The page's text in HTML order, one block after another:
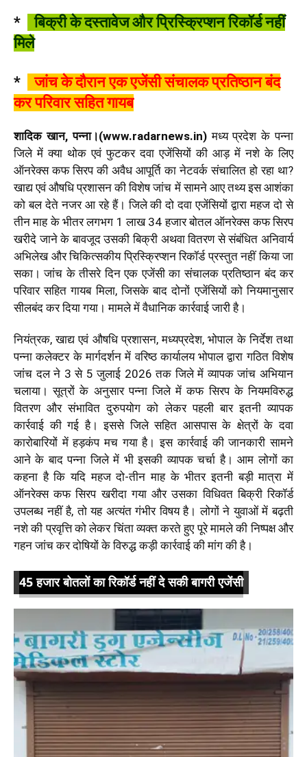
*
बिक्री के दस्तावेज और प्रिस्क्रिप्शन रिकॉर्ड नहीं
मिले
*
जांच के दौरान एक एजेंसी संचालक प्रतिष्ठान बंद
कर परिवार सहित गायब
शादिक खान, पन्ना।(www.radarnews.in)मध्य प्रदेश के पन्ना
जिले में क्या थोक एवं फुटकर दवा एजेंसियों की आड़ में नशे के लिए
ऑनरेक्स कफ सिरप की अवैध आपूर्ति का नेटवर्क संचालित हो रहा था?
खाद्य एवं औषधि प्रशासन की विशेष जांच में सामने आए तथ्य इस आशंका
को बल देते नजर आ रहे हैं। जिले की दो दवा एजेंसियों द्वारा महज दो से
तीन माह के भीतर लगभग 1 लाख 34 हजार बोतल ऑनरेक्स कफ सिरप
खरीदे जाने के बावजूद उसकी बिक्री अथवा वितरण से संबंधित अनिवार्य
अभिलेख और चिकित्सकीय प्रिस्क्रिप्शन रिकॉर्ड प्रस्तुत नहीं किया जा
सका। जांच के तीसरे दिन एक एजेंसी का संचालक प्रतिष्ठान बंद कर
परिवार सहित गायब मिला, जिसके बाद दोनों एजेंसियों को नियमानुसार
सीलबंद कर दिया गया। मामले में वैधानिक कार्रवाई जारी है।
नियंत्रक, खाद्य एवं औषधि प्रशासन, मध्यप्रदेश, भोपाल के निर्देश तथा
पन्ना कलेक्टर के मार्गदर्शन में वरिष्ठ कार्यालय भोपाल द्वारा गठित विशेष
जांच दल ने 3 से 5 जुलाई 2026 तक जिले में व्यापक जांच अभियान
चलाया। सूत्रों के अनुसार पन्ना जिले में कफ सिरप के नियमविरुद्ध
वितरण और संभावित दुरुपयोग को लेकर पहली बार इतनी व्यापक
कार्रवाई की गई है। इससे जिले सहित आसपास के क्षेत्रों के दवा
कारोबारियों में हड़कंप मच गया है। इस कार्रवाई की जानकारी सामने
आने के बाद पन्ना जिले में भी इसकी व्यापक चर्चा है। आम लोगों का
कहना है कि यदि महज दो-तीन माह के भीतर इतनी बड़ी मात्रा में
ऑनरेक्स कफ सिरप खरीदा गया और उसका विधिवत बिक्री रिकॉर्ड
उपलब्ध नहीं है, तो यह अत्यंत गंभीर विषय है। लोगों ने युवाओं में बढ़ती
नशे की प्रवृत्ति को लेकर चिंता व्यक्त करते हुए पूरे मामले की निष्पक्ष और
गहन जांच कर दोषियों के विरुद्ध कड़ी कार्रवाई की मांग की है।
45 हजार बोतलों का रिकॉर्ड नहीं दे सकी बागरी एजेंसी